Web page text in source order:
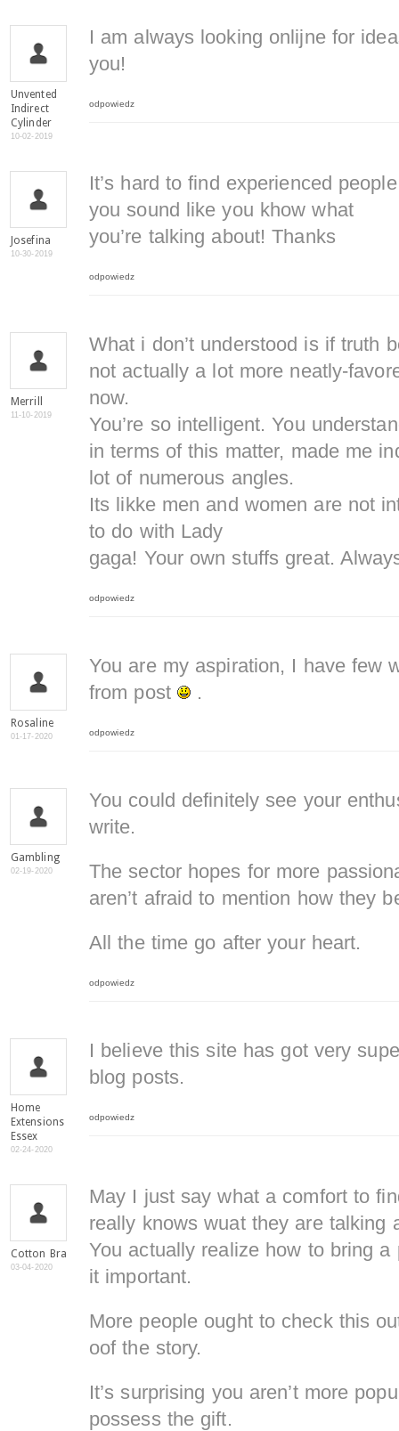
Unvented
Indirect
Cylinder
10-02-2019
I am always looking onlijne for
you!
odpowiedz
Josefina
10-30-2019
It’s hard to find experienced
you sound like you khow what
you’re talking about! Thanks
odpowiedz
Merrill
11-10-2019
What i don’t understood is if truth
not actually a lot more neatly-
now.
You’re so intelligent. You
in terms of this matter, made me
lot of numerous angles.
Its likke men and women are not
to do with Lady
gaga! Your own stuffs great.
odpowiedz
Rosaline
01-17-2020
You are my aspiration, I have few
from post
.
odpowiedz
Gambling
02-19-2020
You could definitely see your
write.
The sector hopes for more
aren’t afraid to mention how they
All the time go after your heart.
odpowiedz
Home
Extensions
Essex
02-24-2020
I believe this site has got very
blog posts.
odpowiedz
Cotton Bra
03-04-2020
May I just say what a comfort to
really knows wuat they are talking
You actually realize how to bring
it important.
More people ought to check this
oof the story.
It’s surprising you aren’t more
possess the gift.